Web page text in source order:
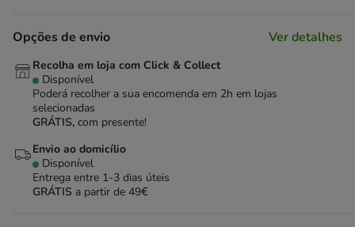
Opções de envio Ver detalhes
Recolha em loja com Click & Collect
Disponível
Poderá recolher a sua encomenda em 2h em lojas
selecionadas
GRÁTIS, com presente!
Envio ao domicílio
Disponível
Entrega entre 1-3 dias úteis
GRÁTIS a partir de 49€